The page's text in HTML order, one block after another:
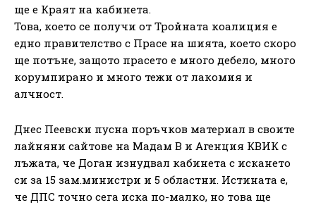
ще е Краят на кабинета.
Това, което се получи от Тройната коалиция е
едно правителство с Прасе на шията, което скоро
ще потъне, защото прасето е много дебело, много
корумпирано и много тежи от лакомия и
алчност.
Днес Пеевски пусна поръчков материал в своите
лайняни сайтове на Мадам В и Агенция КВИК с
лъжата, че Доган изнудвал кабинета с искането
си за 15 зам.министри и 5 областни. Истината е,
че ДПС точно сега иска по-малко, но това ще